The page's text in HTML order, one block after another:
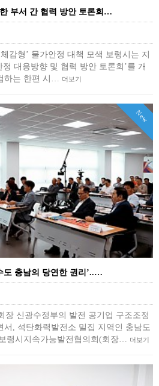
부서 간 협력 방안 토론회…
감형’ 물가안정 대책 모색 보령시는 지
대응방향 및 협력 방안 토론회’를 개
하는 한편 시…
더보기
New
도 충남의 당연한 권리’..…
장 신광수정부의 발전 공기업 구조조정
서, 석탄화력발전소 밀집 지역인 충남도
령시지속가능발전협의회(회장… 더보기